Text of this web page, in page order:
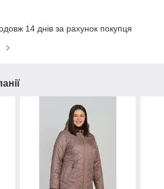
14 днів за рахунок покупця